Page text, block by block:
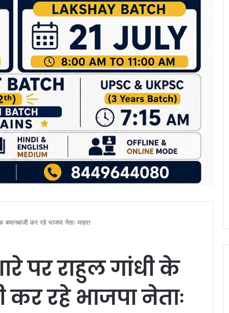
कर रहे भाजपा नेताः माहरा
पर राहुल गांधी के
रहे भाजपा नेताः